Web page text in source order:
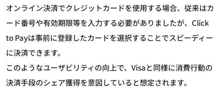
オンライン決済でクレジットカードを使用する場合、従来はカ
ード番号や有効期限等を入力する必要がありましたが、Click
to Payは事前に登録したカードを選択することでスピーディー
に決済できます。
このようなユーザビリティの向上で、Visaと同様に消費行動の
決済手段のシェア獲得を意図していると想定されます。